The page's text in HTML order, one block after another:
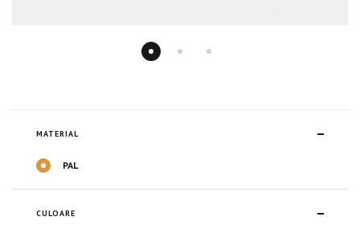
MATERIAL
PAL
CULOARE